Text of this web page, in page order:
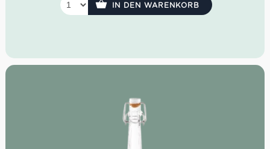
IN DEN WARENKORB